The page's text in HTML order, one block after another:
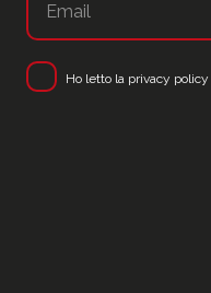
Ho letto la privacy policy